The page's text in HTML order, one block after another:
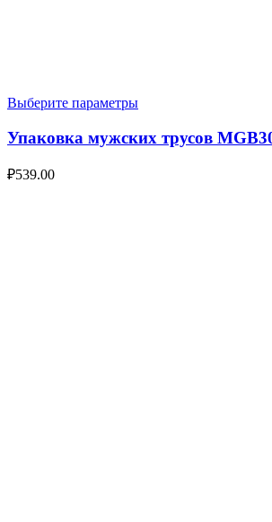
Выберите параметры
Упаковка мужских трусов
₽539.00